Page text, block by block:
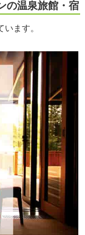
の温泉旅館・宿
ます。